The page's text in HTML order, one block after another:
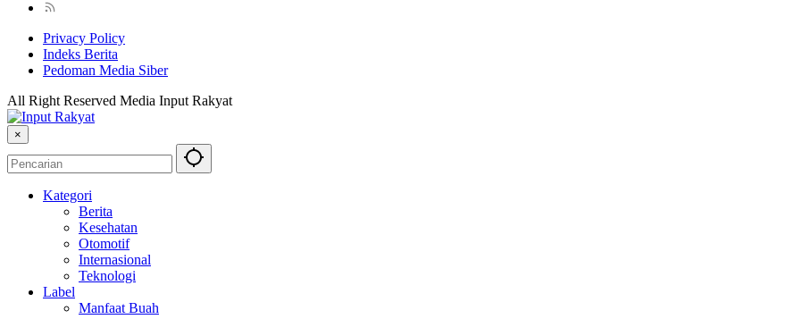
Privacy Policy
Indeks Berita
Pedoman Media Siber
All Right Reserved Media Input Rakyat
×
Kategori
Berita
Kesehatan
Otomotif
Internasional
Teknologi
Label
Manfaat Buah